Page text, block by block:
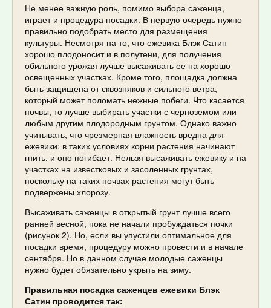
Не менее важную роль, помимо выбора саженца,
играет и процедура посадки. В первую очередь нужно
правильно подобрать место для размещения
культуры. Несмотря на то, что ежевика Блэк Сатин
хорошо плодоносит и в полутени, для получения
обильного урожая лучше высаживать ее на хорошо
освещенных участках. Кроме того, площадка должна
быть защищена от сквозняков и сильного ветра,
который может поломать нежные побеги. Что касается
почвы, то лучше выбирать участки с черноземом или
любым другим плодородным грунтом. Однако важно
учитывать, что чрезмерная влажность вредна для
ежевики: в таких условиях корни растения начинают
гнить, и оно погибает. Нельзя высаживать ежевику и на
участках на известковых и засоленных грунтах,
поскольку на таких почвах растения могут быть
подвержены хлорозу.
Высаживать саженцы в открытый грунт лучше всего
ранней весной, пока не начали пробуждаться почки
(рисунок 2). Но, если вы упустили оптимальное для
посадки время, процедуру можно провести и в начале
сентября. Но в данном случае молодые саженцы
нужно будет обязательно укрыть на зиму.
Правильная посадка саженцев ежевики Блэк
Сатин проводится так: